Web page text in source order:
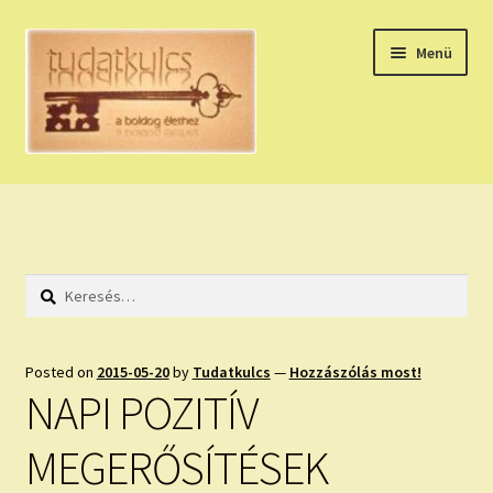
Ugrás
navigációhoz
Kilépés
tartalomba
Menü
HÚZZ EGY KÁRTYÁT!
HOLDNAPTÁR
NAPI ASZTROLÓGIA
KÉRJ EGY MEGERŐSÍTÉST!
Keresés:
Posted on 2015-05-20by Tudatkulcs — Hozzászólás most!
NAPI POZITÍV
MEGERŐSÍTÉSEK